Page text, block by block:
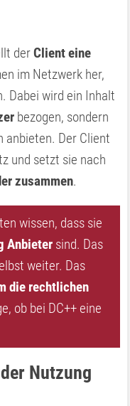
derClient eine
im Netzwerk her,
Dabei wird ein Inhalt
bezogen, sondern
anbieten. Der Client
und setzt sie nach
zusammen.
wissen, dass sie
Anbieter sind. Das
weiter. Das
die rechtlichen
ob bei DC++ eine
Nutzung